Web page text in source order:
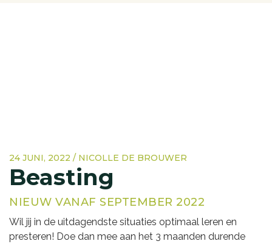
24 JUNI, 2022 / NICOLLE DE BROUWER
Beasting
NIEUW VANAF SEPTEMBER 2022
Wil jij in de uitdagendste situaties optimaal leren en
presteren! Doe dan mee aan het 3 maanden durende